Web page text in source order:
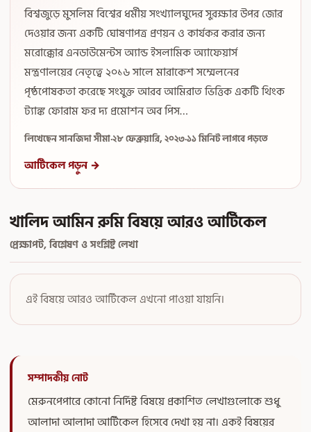
বিশ্বজুড়ে মুসলিম বিশ্বের ধর্মীয় সংখ্যালঘুদের সুরক্ষার উপর জোর
দেওয়ার জন্য একটি ঘোষণাপত্র প্রণয়ন ও কার্যকর করার জন্য
মরোক্কোর এনডাউমেন্টস অ্যান্ড ইসলামিক অ্যাফেয়ার্স
মন্ত্রণালয়ের নেতৃত্বে ২০১৬ সালে মারাকেশ সম্মেলনের
পৃষ্ঠপোষকতা করেছে সংযুক্ত আরব আমিরাত ভিত্তিক একটি থিংক
ট্যাঙ্ক ফোরাম ফর দ্য প্রমোশন অব পিস…
লিখেছেন সানজিদা সীমা·২৮ ফেব্রুয়ারি, ২০২৩·১১ মিনিট লাগবে পড়তে
আর্টিকেল পড়ুন →
খালিদ আমিন রুমি বিষয়ে আরও আর্টিকেল
প্রেক্ষাপট, বিশ্লেষণ ও সংশ্লিষ্ট লেখা
এই বিষয়ে আরও আর্টিকেল এখনো পাওয়া যায়নি।
সম্পাদকীয় নোট
মেরুনপেপারে কোনো নির্দিষ্ট বিষয়ে প্রকাশিত লেখাগুলোকে শুধু
আলাদা আলাদা আর্টিকেল হিসেবে দেখা হয় না। একই বিষয়ের